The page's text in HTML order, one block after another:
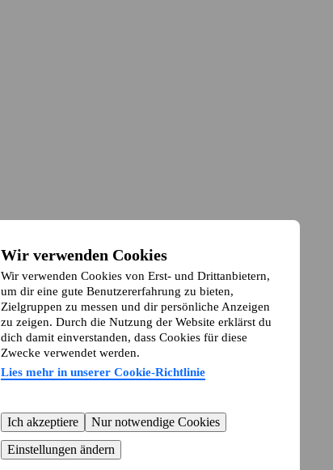
Wir verwenden Cookies
Wir verwenden Cookies von Erst- und Drittanbietern,
um dir eine gute Benutzererfahrung zu bieten,
Zielgruppen zu messen und dir persönliche Anzeigen
zu zeigen. Durch die Nutzung der Website erklärst du
dich damit einverstanden, dass Cookies für diese
Zwecke verwendet werden.
Lies mehr in unserer Cookie-Richtlinie
Ich akzeptiere
Nur notwendige Cookies
Einstellungen ändern